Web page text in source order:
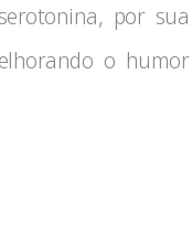
por sua
o humor